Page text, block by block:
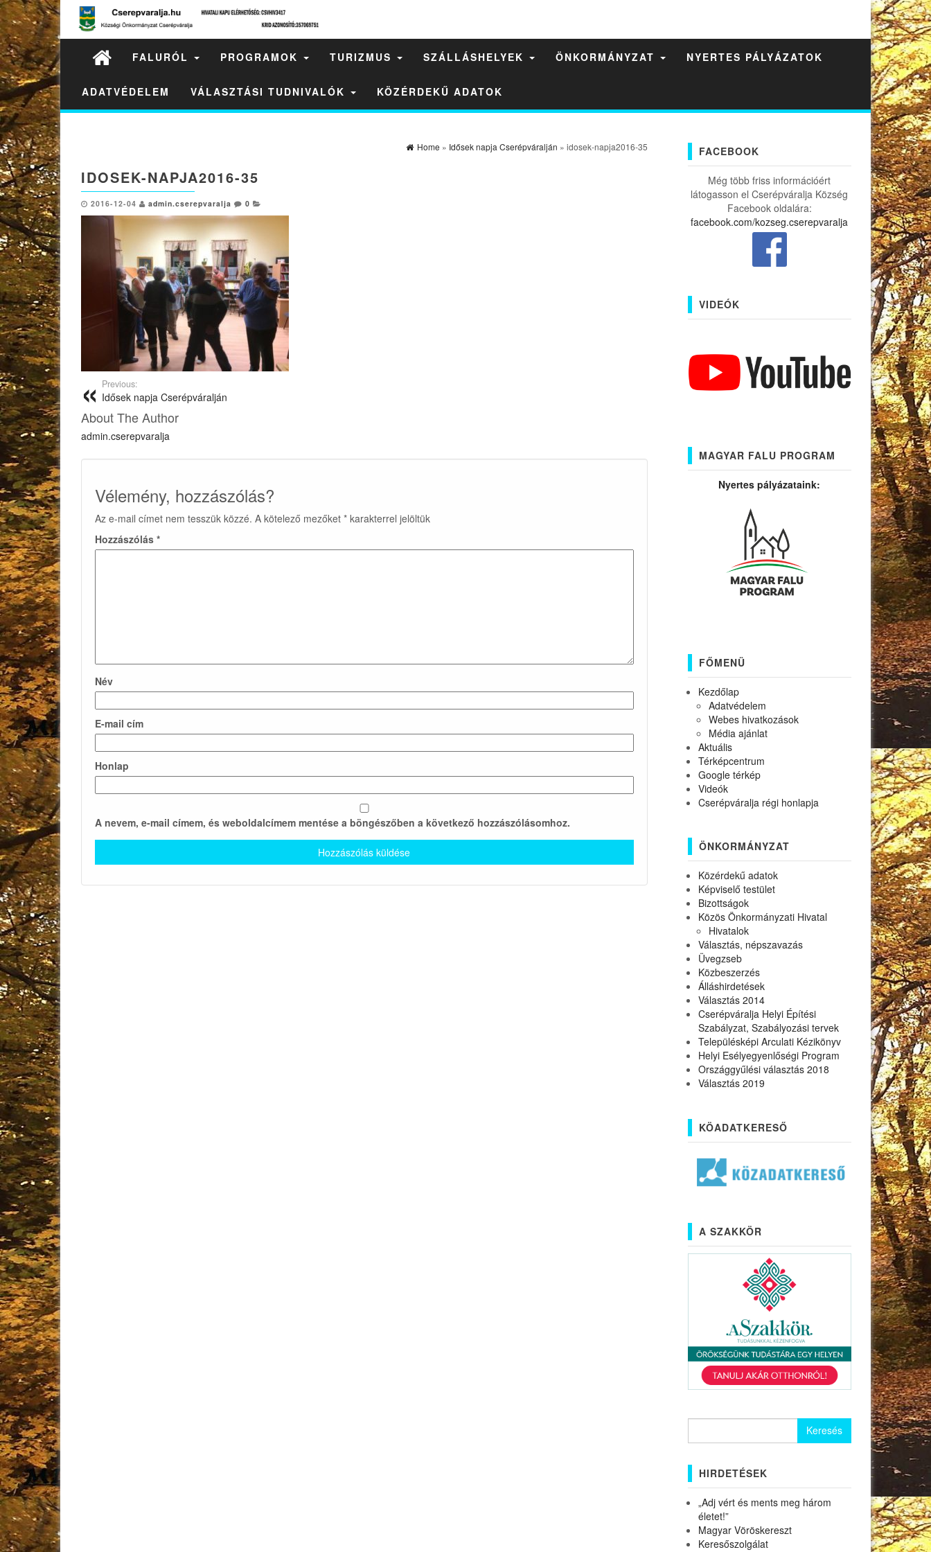
FALURÓL PROGRAMOK TURIZMUS SZÁLLÁSHELYEK ÖNKORMÁNYZAT NYERTES PÁLYÁZATOK
ADATVÉDELEM VÁLASZTÁSI TUDNIVALÓK KÖZÉRDEKŰ ADATOK
Home » Idősek napja Cserépváralján » idosek-napja2016-35
IDOSEK-NAPJA2016-35
2016-12-04 admin.cserepvaralja 0
Previous:
Idősek napja Cserépváralján
About The Author
admin.cserepvaralja
Vélemény, hozzászólás?
Az e-mail címet nem tesszük közzé. A kötelező mezőket * karakterrel jelöltük
Hozzászólás *
Név
E-mail cím
Honlap
A nevem, e-mail címem, és weboldalcímem mentése a böngészőben a következő hozzászólásomhoz.
FACEBOOK
Még több friss információért
látogasson el Cserépváralja Község
Facebook oldalára:
facebook.com/kozseg.cserepvaralja
VIDEÓK
MAGYAR FALU PROGRAM
Nyertes pályázataink:
FŐMENÜ
Kezdőlap
Adatvédelem
Webes hivatkozások
Média ajánlat
Aktuális
Térképcentrum
Google térkép
Videók
Cserépváralja régi honlapja
ÖNKORMÁNYZAT
Közérdekű adatok
Képviselő testület
Bizottságok
Közös Önkormányzati Hivatal
Hivatalok
Választás, népszavazás
Üvegzseb
Közbeszerzés
Álláshirdetések
Választás 2014
Cserépváralja Helyi Építési
Szabályzat, Szabályozási tervek
Településképi Arculati Kézikönyv
Helyi Esélyegyenlőségi Program
Országgyűlési választás 2018
Választás 2019
KÖADATKERESŐ
A SZAKKÖR
HIRDETÉSEK
„Adj vért és ments meg három
életet!”
Magyar Vöröskereszt
Keresőszolgálat